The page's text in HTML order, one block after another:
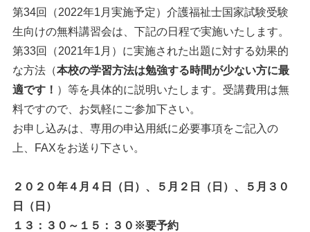
第34回（2022年1月実施予定）介護福祉士国家試験受験
生向けの無料講習会は、下記の日程で実施いたします。
第33回（2021年1月）に実施された出題に対する効果的
な方法（本校の学習方法は勉強する時間が少ない方に最
適です！ ）等を具体的に説明いたします。受講費用は無
料ですので、お気軽にご参加下さい。
お申し込みは、専用の申込用紙に必要事項をご記入の
上、FAXをお送り下さい。
２０２０年４月４日（日）、５月２日（日）、５月３０
日（日）
１３：３０～１５：３０※要予約